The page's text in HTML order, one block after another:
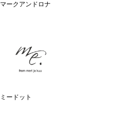
マークアンドロナ
ミードット